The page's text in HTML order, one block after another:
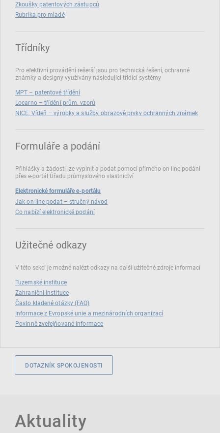
Zkoušky patentových zástupců
Rubrika pro mladé
Třídníky
Pro efektivní provádění rešerší jsou pro technická řešení, ochranné
známky a designy využívány následující třídící systémy
MPT – patentové třídění
Locarno – třídění prům. vzorů
NICE, Vídeň – výrobky a služby, obrazové prvky ochranných známek
Formuláře a podání
Přihlášky a žádosti lze vyplnit a podat pomocí přímého on‑line podání
přes e‑portál Úřadu průmyslového vlastnictví
Elektronické formuláře e-portálu
Jak on-line podat – stručný návod
Co nabízí elektronické podání
Užitečné odkazy
V této sekci je možné nalézt odkazy na další užitečné zdroje informací
Tuzemské instituce
Zahraniční instituce
Často kladené otázky (FAQ)
Informace z Evropské unie a mezinárodních organizací
Povinně zveřejňované informace
DOTAZNÍK SPOKOJENOSTI
Aktuality